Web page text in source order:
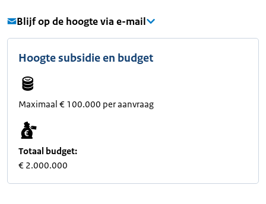
Blijf op de hoogte via e-mail
Hoogte subsidie en budget
Maximaal € 100.000 per aanvraag
Totaal budget:
€ 2.000.000